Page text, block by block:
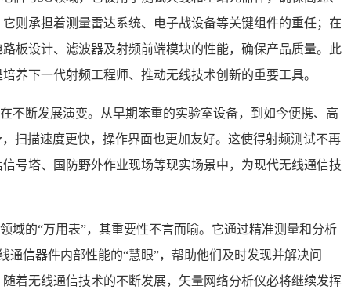
则承担着测量雷达系统、电子战设备等关键组件的重任；在
板设计、滤波器及射频前端模块的性能，确保产品质量。此
养下一代射频工程师、推动无线技术创新的重要工具。
不断发展演变。从早期笨重的实验室设备，到如今便携、高
扫描速度更快，操作界面也更加友好。这使得射频测试不再
号塔、国防野外作业现场等现实场景中，为现代无线通信技
域的“万用表”，其重要性不言而喻。它通过精准测量和分析
通信器件内部性能的“慧眼”，帮助他们及时发现并解决问
着无线通信技术的不断发展，矢量网络分析仪必将继续发挥